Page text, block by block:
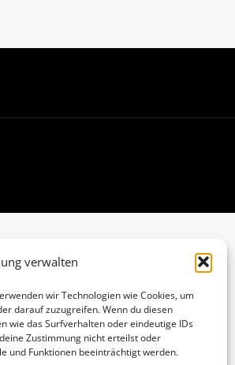
verwalten
wir Technologien wie Cookies, um
darauf zuzugreifen. Wenn du diesen
wie das Surfverhalten oder eindeutige IDs
Zustimmung nicht erteilst oder
und Funktionen beeinträchtigt werden.